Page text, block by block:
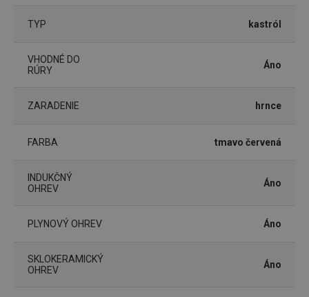
TYP kastról
VHODNÉ DO
RÚRY
Áno
ZARADENIE hrnce
FARBA tmavo červená
INDUKČNÝ
OHREV
Áno
PLYNOVÝ OHREV Áno
SKLOKERAMICKÝ
OHREV
Áno
Názov
platnosti
Privacy Policy